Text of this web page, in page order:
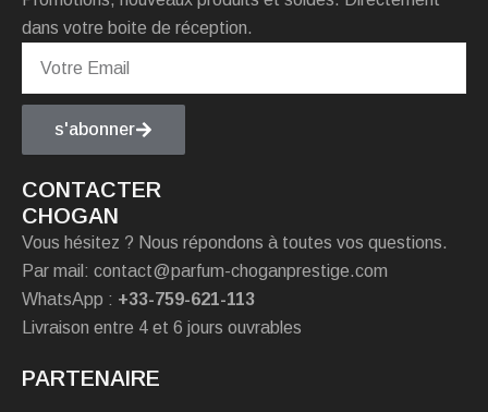
dans votre boite de réception.
s'abonner
CONTACTER
CHOGAN
Vous hésitez ? Nous répondons à toutes vos questions.
Par mail: contact@parfum-choganprestige.com
WhatsApp : +33-759-621-113
Livraison entre 4 et 6 jours ouvrables
PARTENAIRE